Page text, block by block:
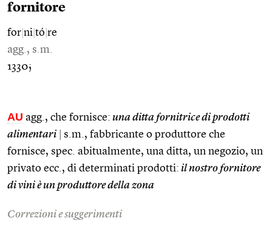
fornitore
for ni tó re
agg., s.m.
1330;
AU agg., che fornisce: una ditta fornitrice di prodotti
alimentari
s.m., fabbricante o produttore che
fornisce, spec. abitualmente, una ditta, un negozio, un
privato ecc., di determinati prodotti: il nostro fornitore
di vini è un produttore della zona
Correzioni e suggerimenti